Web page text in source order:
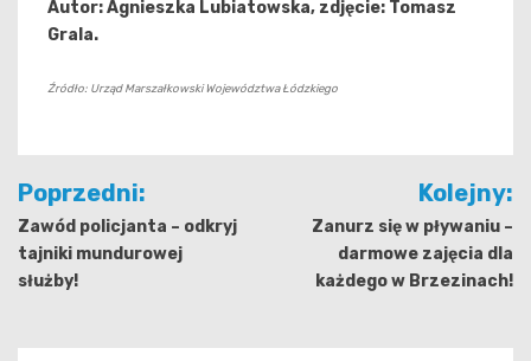
Autor: Agnieszka Lubiatowska, zdjęcie: Tomasz
Grala.
Źródło: Urząd Marszałkowski Województwa Łódzkiego
Nawigacja
wpisu
Poprzedni:
Zawód policjanta – odkryj
tajniki mundurowej
służby!
Kolejny:
Zanurz się w pływaniu –
darmowe zajęcia dla
każdego w Brzezinach!